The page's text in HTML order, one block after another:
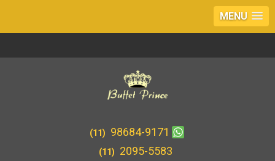
MENU
(11) 98684-9171
(11) 2095-5583